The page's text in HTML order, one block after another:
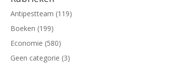
Antipestteam (119)
Boeken (199)
Economie (580)
Geen categorie (3)